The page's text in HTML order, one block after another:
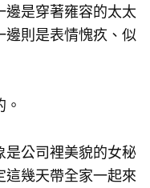
是穿著雍容的太太
則是表情愧疚、似
公司裡美貌的女秘
這幾天帶全家一起來